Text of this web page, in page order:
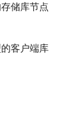
储库节点
客户端库